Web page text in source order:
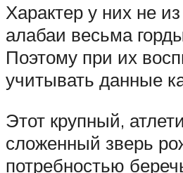
Характер у них не из
алабаи весьма
Поэтому при их
учитывать данные
Этот крупный,
сложенный зверь
потребностью